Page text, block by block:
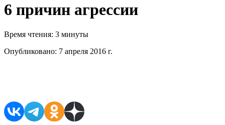
6 причин агрессии
Время чтения: 3 минуты
Опубликовано: 7 апреля 2016 г.